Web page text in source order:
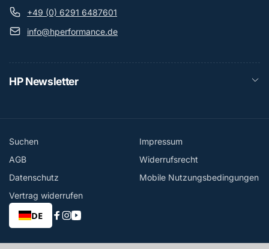
+49 (0) 6291 6487601
info@hperformance.de
HP Newsletter
Suchen
Impressum
AGB
Widerrufsrecht
Datenschutz
Mobile Nutzungsbedingungen
Vertrag widerrufen
DE
Facebook
Instagram
YouTube